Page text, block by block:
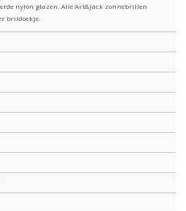
nylon glazen. Alle Art&Jack zonnebrillen
brildoekje.